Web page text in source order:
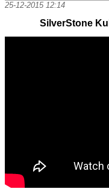
25-12-2015 12:14
SilverStone